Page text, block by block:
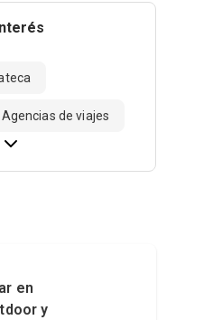
Agencias de viajes
en
y